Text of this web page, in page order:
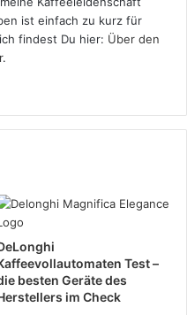
ist einfach zu kurz für
findest Du hier: Über den
.
Test –
besten Geräte des
im Check